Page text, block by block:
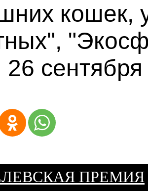
кошек,
26
ПРЕМИЯ